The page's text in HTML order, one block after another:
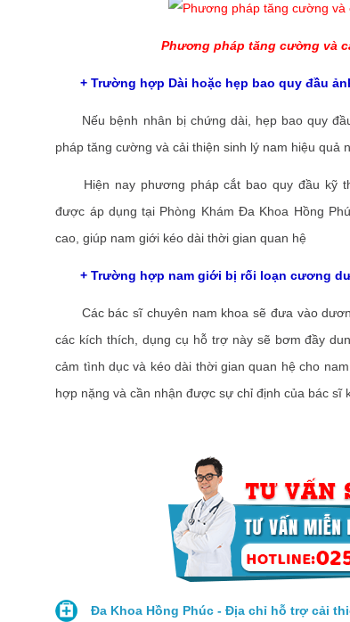
Phương pháp tăng cường và
+ Trường hợp Dài hoặc hẹp bao quy đầu
Nếu bệnh nhân bị chứng dài, hẹp bao quy
pháp tăng cường và cải thiện sinh lý nam hiệu quả
Hiện nay phương pháp cắt bao quy đầu kỹ
được áp dụng tại Phòng Khám Đa Khoa Hồng
cao, giúp nam giới kéo dài thời gian quan hệ
+ Trường hợp nam giới bị rối loạn cương
Các bác sĩ chuyên nam khoa sẽ đưa vào
các kích thích, dụng cụ hỗ trợ này sẽ bơm đầy
cảm tình dục và kéo dài thời gian quan hệ cho
hợp nặng và cần nhận được sự chỉ định của bác sĩ
Đa Khoa Hồng Phúc - Địa chỉ hỗ trợ cải